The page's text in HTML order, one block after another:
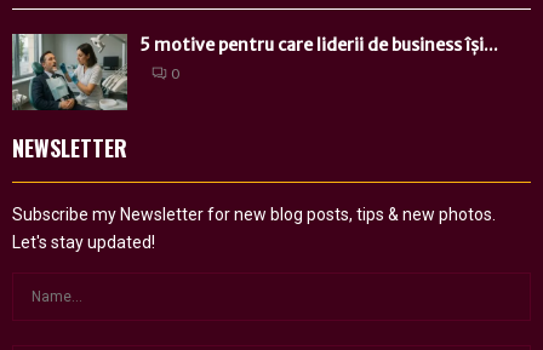
5 motive pentru care liderii de business își...
0
NEWSLETTER
Subscribe my Newsletter for new blog posts, tips & new photos.
Let's stay updated!